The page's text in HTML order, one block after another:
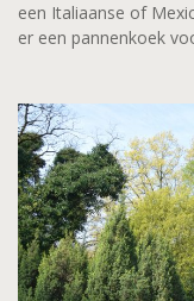
een Italiaanse of
er een pannenkoek